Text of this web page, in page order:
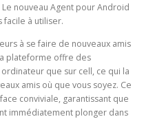
Le nouveau Agent pour Android
à utiliser.
à se faire de nouveaux amis
plateforme offre des
que sur cell, ce qui la
amis où que vous soyez. Ce
conviviale, garantissant que
immédiatement plonger dans